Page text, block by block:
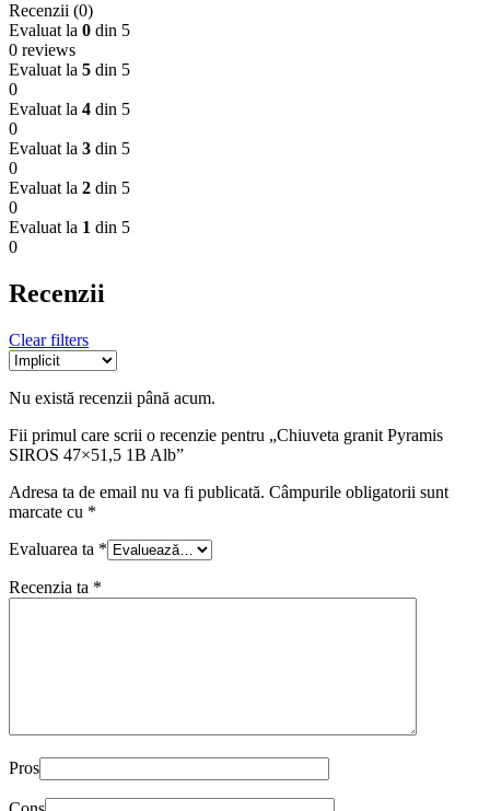
Recenzii (0)
Evaluat la 0 din 5
0 reviews
Evaluat la 5 din 5
0
Evaluat la 4 din 5
0
Evaluat la 3 din 5
0
Evaluat la 2 din 5
0
Evaluat la 1 din 5
0
Recenzii
Clear filters
Nu există recenzii până acum.
Fii primul care scrii o recenzie pentru „Chiuveta granit Pyramis
SIROS 47×51,5 1B Alb”
Adresa ta de email nu va fi publicată. Câmpurile obligatorii sunt
marcate cu *
Evaluarea ta *
Recenzia ta *
Pros